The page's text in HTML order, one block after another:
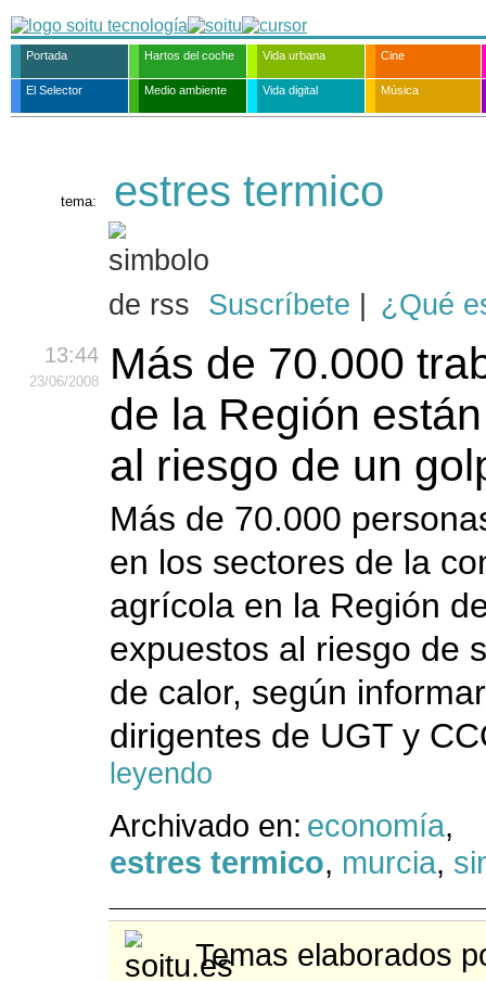
Portada Hartos del coche Vida urbana Cine
El Selector Medio ambiente Vida digital Música
tema: estres termico
Suscríbete ¿Qué
13:44
23/06/2008
Más de 70.000
de la Región
al riesgo de un
Más de 70.000
en los sectores de la
agrícola en la Región
expuestos al riesgo de
de calor, según
dirigentes de UGT y
leyendo
Archivado en: economía,
estres termico, murcia,
Temas elaborados